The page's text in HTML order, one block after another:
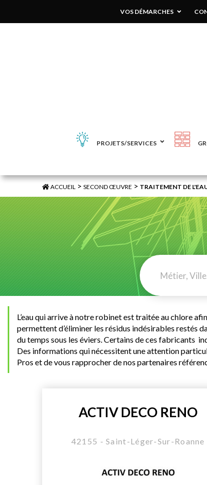
VOS DÉMARCHES
PROJETS/SERVICES
ACCUEIL >SECOND ŒUVRE > TRAITEMENT DE
L’eau qui arrive à notre robinet est traitée au chlore
permettent d’éliminer les résidus indésirables restés
du temps sous les éviers. Certains de ces fabricants
Des informations qui nécessitent une attention
Pros et de vous rapprocher de nos partenaires
ACTIV DECO RENO
42155 - Saint-Léger-Sur-Roanne